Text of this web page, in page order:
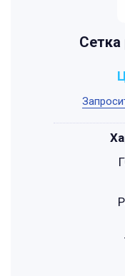
Сетка